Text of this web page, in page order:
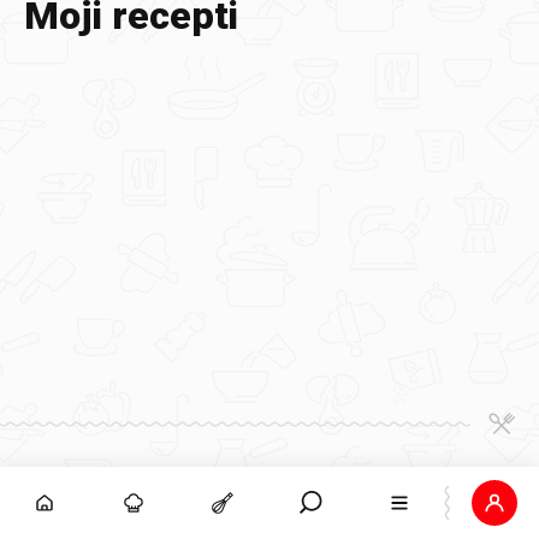
Moji recepti